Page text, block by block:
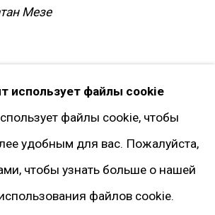
Meta, признанной
и запрещённой на территории
использует файлы cookie
файлы cookie, чтобы
удобным для вас. Пожалуйста,
чтобы узнать больше о нашей
файлов cookie.
Мезе
Gary Tatintsian Gallery,
32